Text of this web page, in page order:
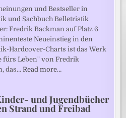
und Bestseller in
und Sachbuch Belletristik
Fredrik Backman auf Platz 6
Neueinstieg in den
Hardcover-Charts ist das Werk
fürs Leben" von Fredrik
das…Read more…
und Jugendbücher
Strand und Freibad